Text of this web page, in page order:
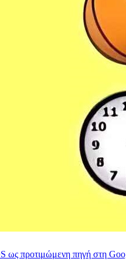
ως προτιμώμενη πηγή στη